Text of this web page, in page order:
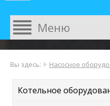
Вы здесь: Насосное
Котельное